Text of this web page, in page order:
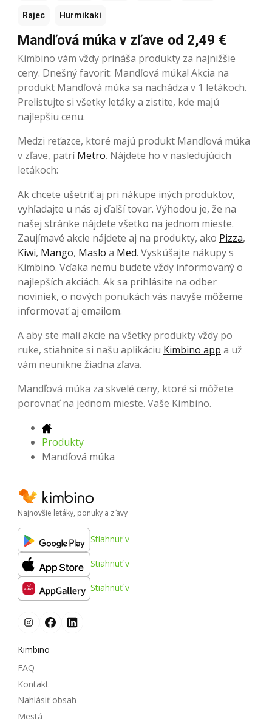
Rajec Hurmikaki
Mandľová múka v zľave od 2,49 €
Kimbino vám vždy prináša produkty za najnižšie
ceny. Dnešný favorit: Mandľová múka! Akcia na
produkt Mandľová múka sa nachádza v 1 letákoch.
Prelistujte si všetky letáky a zistite, kde majú
najlepšiu cenu.
Medzi reťazce, ktoré majú produkt Mandľová múka
v zľave, patríMetro. Nájdete ho v nasledujúcich
letákoch:
Ak chcete ušetriť aj pri nákupe iných produktov,
vyhľadajte u nás aj ďalší tovar. Výhodou je, že na
našej stránke nájdete všetko na jednom mieste.
Zaujímavé akcie nájdete aj na produkty, ako Pizza,
Kiwi, Mango, Maslo a Med. Vyskúšajte nákupy s
Kimbino. Vďaka nemu budete vždy informovaný o
najlepších akciách. Ak sa prihlásite na odber
noviniek, o nových ponukách vás navyše môžeme
informovať aj emailom.
A aby ste mali akcie na všetky produkty vždy po
ruke, stiahnite si našu aplikáciu Kimbino app a už
vám neunikne žiadna zľava.
Mandľová múka za skvelé ceny, ktoré si môžete
porovnať na jednom mieste. Vaše Kimbino.
Produkty
Mandľová múka
Najnovšie letáky, ponuky a zľavy
Stiahnuť v
Stiahnuť v
Stiahnuť v
Kimbino
FAQ
Kontakt
Nahlásiť obsah
Mestá